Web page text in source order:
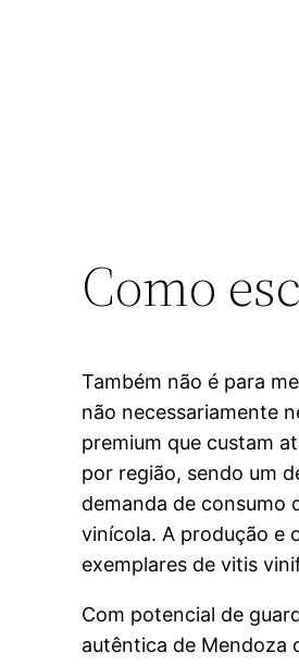
Como
Também não é para
não necessariamente
premium que custam
por região, sendo um
demanda de consumo
vinícola. A produção e
exemplares de vitis
Com potencial de
autêntica de Mendoza